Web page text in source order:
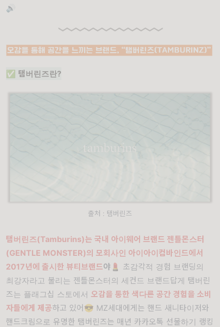
🔊
✅ 탬버린즈란?
출처 : 탬버린즈
탬버린즈(Tamburins)는 국내 아이웨어 브랜드 젠틀몬스터
(GENTLE MONSTER)의 모회사인 아이아이컴바인드에서
2017년에 출시한 뷰티브랜드야 💄 초감각적 경험 브랜딩의
최강자라고 불리는 젠틀몬스터의 세컨드 브랜드답게 탬버린
즈는 플래그십 스토에서 오감을 통한 색다른 공간 경험을 소비
자들에게 제공하고 있어😎 MZ세대에게는 핸드 새니타이저와
핸드크림으로 유명한 탬버린즈는 매년 카카오톡 선물하기 랭킹